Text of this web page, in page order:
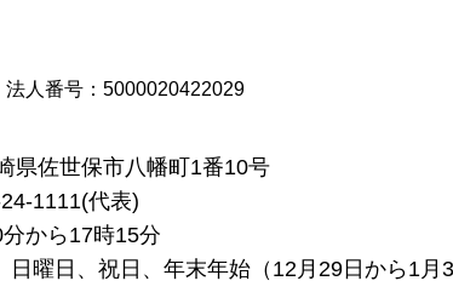
法人番号：5000020422029
県佐世保市八幡町1番10号
1111(代表)
から17時15分
曜日、祝日、年末年始（12月29日から1月3